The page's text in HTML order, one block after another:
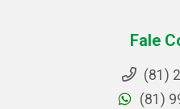
Fale
(81)
(81)